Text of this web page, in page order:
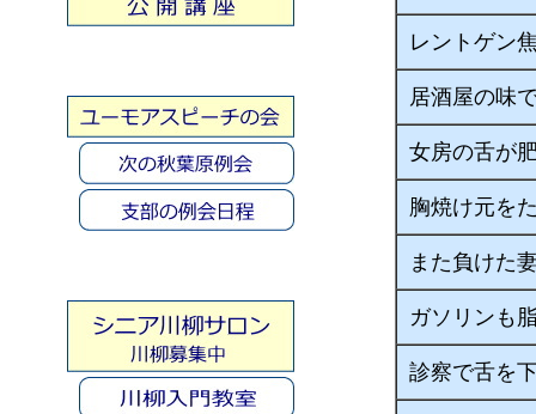
レントゲン
居酒屋の味
女房の舌が
胸焼け元を
また負けた
ガソリンも
診察で舌を